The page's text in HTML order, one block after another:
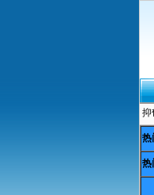
抑
热
热